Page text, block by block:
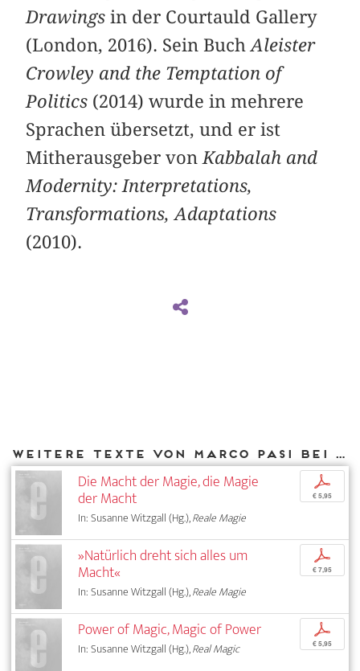
Drawings in der Courtauld Gallery
(London, 2016). Sein BuchAleister
Crowley and the Temptation of
Politics (2014) wurde in mehrere
Sprachen übersetzt, und er ist
Mitherausgeber von Kabbalah and
Modernity: Interpretations,
Transformations, Adaptations
(2010).
Weitere Texte von Marco Pasi bei DIAPHANES
Die Macht der Magie, die Magie
der Macht
In: Susanne Witzgall (Hg.),Reale Magie
p
€ 5,95
»Natürlich dreht sich alles um
Macht«
In: Susanne Witzgall (Hg.),Reale Magie
p
€ 7,95
Power of Magic, Magic of Power
In: Susanne Witzgall (Hg.),Real Magic
p
€ 5,95